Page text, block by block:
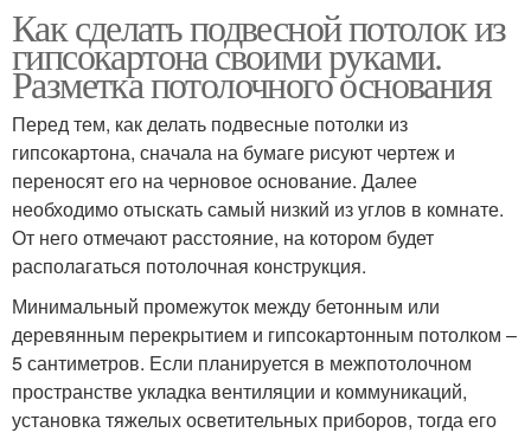
Как сделать подвесной потолок из
гипсокартона своими руками.
Разметка потолочного основания
Перед тем, как делать подвесные потолки из
гипсокартона, сначала на бумаге рисуют чертеж и
переносят его на черновое основание. Далее
необходимо отыскать самый низкий из углов в комнате.
От него отмечают расстояние, на котором будет
располагаться потолочная конструкция.
Минимальный промежуток между бетонным или
деревянным перекрытием и гипсокартонным потолком –
5 сантиметров. Если планируется в межпотолочном
пространстве укладка вентиляции и коммуникаций,
установка тяжелых осветительных приборов, тогда его